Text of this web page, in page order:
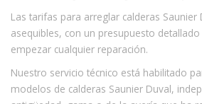
Las tarifas para arreglar calderas
asequibles, con un presupuesto
empezar cualquier reparación.
Nuestro servicio técnico está habilitado
modelos de calderas Saunier Duval,